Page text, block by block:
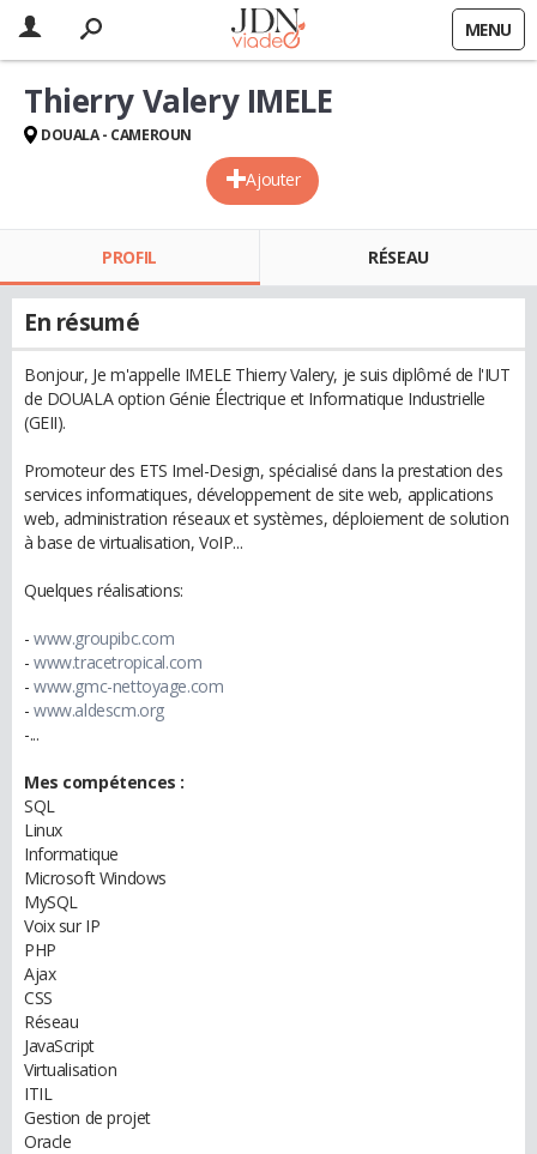
MENU
Ajouter
Thierry Valery IMELE
DOUALA - CAMEROUN
PROFIL RÉSEAU
En résumé
Bonjour, Je m'appelle IMELE Thierry Valery, je suis diplômé de l'IUT
de DOUALA option Génie Électrique et Informatique Industrielle
(GEII).
Promoteur des ETS Imel-Design, spécialisé dans la prestation des
services informatiques, développement de site web, applications
web, administration réseaux et systèmes, déploiement de solution
à base de virtualisation, VoIP...
Quelques réalisations:
-www.groupibc.com
-www.tracetropical.com
-www.gmc-nettoyage.com
-www.aldescm.org
-...
Mes compétences :
SQL
Linux
Informatique
Microsoft Windows
MySQL
Voix sur IP
PHP
Ajax
CSS
Réseau
JavaScript
Virtualisation
ITIL
Gestion de projet
Oracle